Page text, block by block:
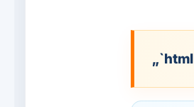
„`html